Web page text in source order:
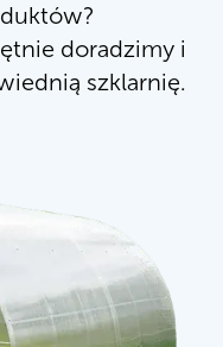
doradzimy i
szklarnię.